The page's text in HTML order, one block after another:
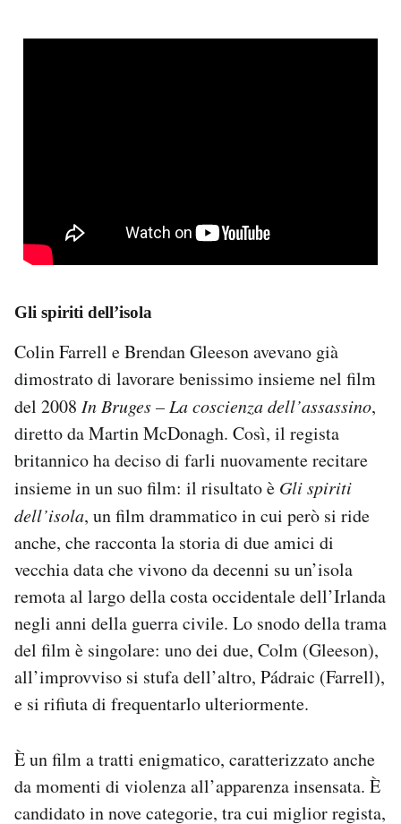
Gli spiriti dell’isola
Colin Farrell e Brendan Gleeson avevano già
dimostrato di lavorare benissimo insieme nel film
del 2008 In Bruges – La coscienza dell’assassino,
diretto da Martin McDonagh. Così, il regista
britannico ha deciso di farli nuovamente recitare
insieme in un suo film: il risultato è Gli spiriti
dell’isola, un film drammatico in cui però si ride
anche, che racconta la storia di due amici di
vecchia data che vivono da decenni su un’isola
remota al largo della costa occidentale dell’Irlanda
negli anni della guerra civile. Lo snodo della trama
del film è singolare: uno dei due, Colm (Gleeson),
all’improvviso si stufa dell’altro, Pádraic (Farrell),
e si rifiuta di frequentarlo ulteriormente.
È un film a tratti enigmatico, caratterizzato anche
da momenti di violenza all’apparenza insensata. È
candidato in nove categorie, tra cui miglior regista,